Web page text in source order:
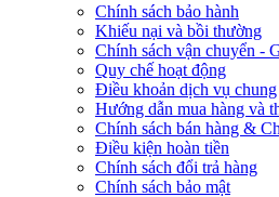
Chính sách bảo hành
Khiếu nại và bồi thường
Chính sách vận chuyển -
Quy chế hoạt động
Điều khoản dịch vụ chung
Hướng dẫn mua hàng và
Chính sách bán hàng &
Điều kiện hoàn tiền
Chính sách đổi trả hàng
Chính sách bảo mật